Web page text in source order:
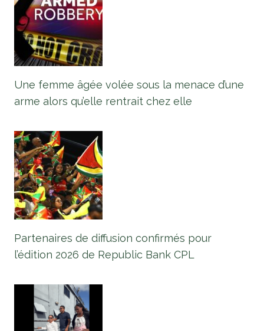
Une femme âgée volée sous la menace d’une
arme alors qu’elle rentrait chez elle
Partenaires de diffusion confirmés pour
l’édition 2026 de Republic Bank CPL